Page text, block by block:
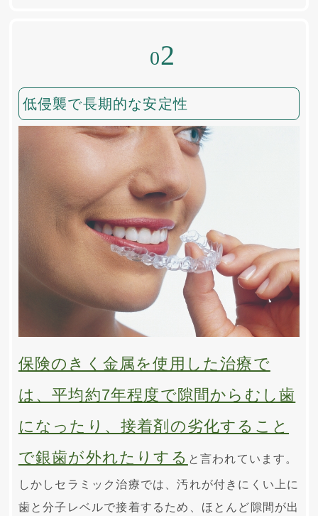
02
低侵襲で長期的な安定性
保険のきく金属を使用した治療で
は、平均約7年程度で隙間からむし歯
になったり、接着剤の劣化すること
で銀歯が外れたりする と言われています。
しかしセラミック治療では、汚れが付きにくい上に
歯と分子レベルで接着するため、ほとんど隙間が出